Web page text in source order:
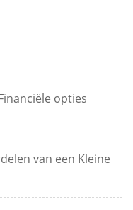
opties
van een Kleine